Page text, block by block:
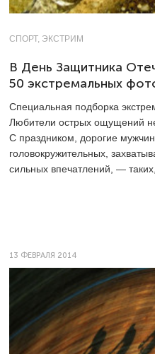
СПОРТ, ЭКСТРИМ
В День Защитника
50 экстремальных
Специальная подборка
Любители острых ощущений
С праздником, дорогие
головокружительных,
сильных впечатлений, —
13 ФЕВРАЛЯ 2014